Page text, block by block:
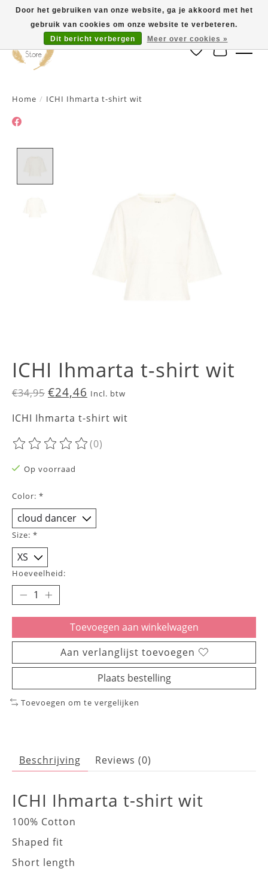
Verlanglijst
Home / ICHI Ihmarta t-shirt wit
ICHI Ihmarta t-shirt wit
€34,95 €24,46 Incl. btw
ICHI Ihmarta t-shirt wit
De beoordeling van dit product is
(0)
Op voorraad
Color: *
Size: *
Hoeveelheid:
Toevoegen aan winkelwagen
Aan verlanglijst toevoegen
Plaats bestelling
Toevoegen om te vergelijken
Beschrijving Reviews (0)
ICHI Ihmarta t-shirt wit
100% Cotton
Shaped fit
Short length
Door het gebruiken van onze website, ga je akkoord met het
gebruik van cookies om onze website te verbeteren.
Dit bericht verbergen
Meer over cookies »